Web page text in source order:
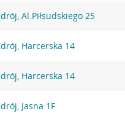
Al.Piłsudskiego 25
Harcerska 14
Harcerska 14
Jasna 1F